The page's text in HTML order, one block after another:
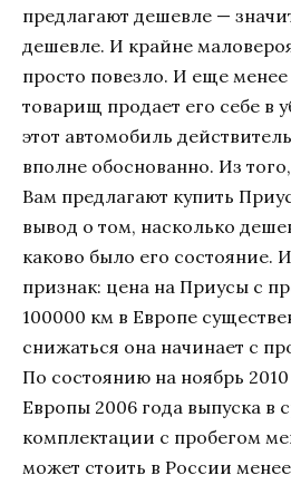
предлагают дешевле —
дешевле. И крайне
просто повезло. И еще менее
товарищ продает его себе в
этот автомобиль
вполне обоснованно. Из
Вам предлагают купить
вывод о том, насколько
каково было его состояние.
признак: цена на Приусы с
100000 км в Европе
снижаться она начинает с
По состоянию на ноябрь
Европы 2006 года выпуска в
комплектации с пробегом
может стоить в России